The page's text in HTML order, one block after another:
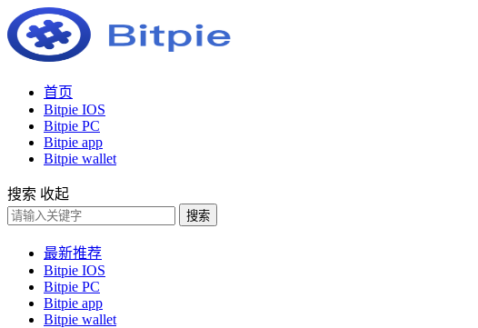
首页
Bitpie IOS
Bitpie PC
Bitpie app
Bitpie wallet
搜索 收起
搜索
最新推荐
Bitpie IOS
Bitpie PC
Bitpie app
Bitpie wallet